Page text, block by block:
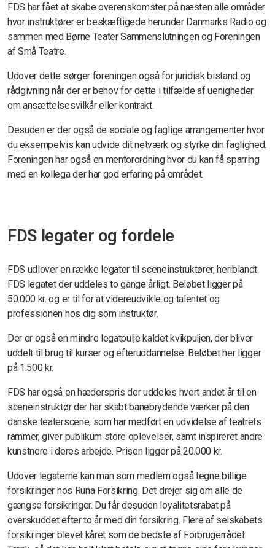
FDS har fået at skabe overenskomster på næsten alle områder
hvor instruktører er beskæftigede herunder Danmarks Radio og
sammen med Børne Teater Sammenslutningen og Foreningen
af Små Teatre.
Udover dette sørger foreningen også for juridisk bistand og
rådgivning når der er behov for dette i tilfælde af uenigheder
om ansættelsesvilkår eller kontrakt.
Desuden er der også de sociale og faglige arrangementer hvor
du eksempelvis kan udvide dit netværk og styrke din faglighed.
Foreningen har også en mentorordning hvor du kan få sparring
med en kollega der har god erfaring på området.
FDS legater og fordele
FDS udlover en række legater til sceneinstruktører, heriblandt
FDS legatet deruddeles to gange årligt. Beløbet ligger på
50.000 kr. og er til for at videreudvikle og talentet og
professionen hos dig som instruktør.
Der er også en mindre legatpulje kaldet kvikpuljen, der bliver
uddelt til brug til kurser og efteruddannelse. Beløbet her ligger
på 1.500 kr.
FDS har også en hæderspris der uddeles hvert andet år til en
sceneinstruktør der har skabt banebrydende værker på den
danske teaterscene, som har medført en udvidelse af teatrets
rammer, giver publikum store oplevelser, samt inspireret andre
kunstnere i deres arbejde. Prisen ligger på 20.000 kr.
Udover legaterne kan man som medlem også tegne billige
forsikringer hos Runa Forsikring. Det drejer sig om alle de
gængse forsikringer. Du får desuden loyalitetsrabat på
overskuddet efter to år med din forsikring. Flere af selskabets
forsikringer blevet kåret som de bedste af Forbrugerrådet